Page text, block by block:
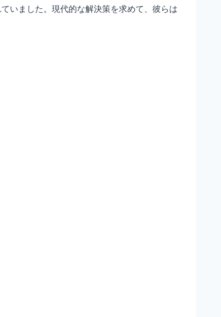
いました。現代的な解決策を求めて、彼らは